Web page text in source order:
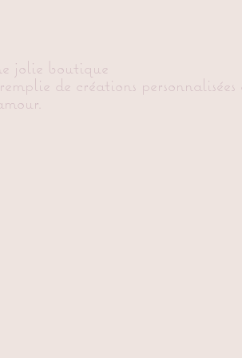
jolie boutique
de créations personnalisées